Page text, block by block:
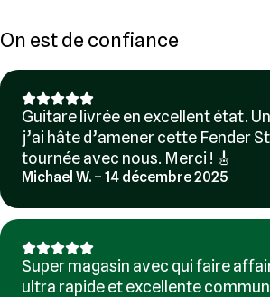
On est de confiance
Guitare livrée en excellent état.
j’ai hâte d’amener cette Fender
tournée avec nous. Merci ! 🎸
Michael W. – 14 décembre 2025
Super magasin avec qui faire
ultra rapide et excellente